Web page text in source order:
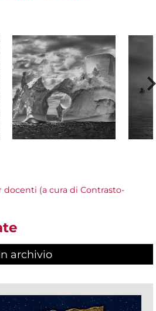
(a cura di Contrasto-
archivio